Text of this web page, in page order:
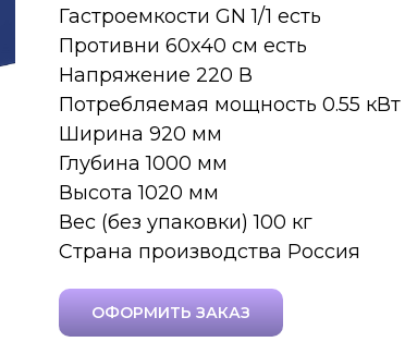
Гастроемкости GN 1/1 есть
Противни 60х40 см есть
Напряжение 220 В
Потребляемая мощность 0.55 кВт
Ширина 920 мм
Глубина 1000 мм
Высота 1020 мм
Вес (без упаковки) 100 кг
Страна производства Россия
ОФОРМИТЬ ЗАКАЗ